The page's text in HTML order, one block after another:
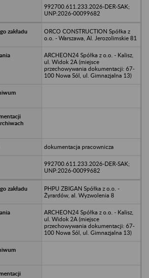
992700.611.233.2026-DER-SAK;
UNP:2026-00099682
ORCO CONSTRUCTION Spółka z
o.o. - Warszawa, Al. Jerozolimskie 81
ARCHEON24 Spółka z o.o. - Kalisz,
ul. Widok 2A (miejsce
przechowywania dokumentacji: 67-
100 Nowa Sól, ul. Gimnazjalna 13)
dokumentacja pracownicza
992700.611.233.2026-DER-SAK;
UNP:2026-00099682
PHPU ZBIGAN Spółka z o.o. -
Żyrardów, al. Wyzwolenia 8
ARCHEON24 Spółka z o.o. - Kalisz,
ul. Widok 2A (miejsce
przechowywania dokumentacji: 67-
100 Nowa Sól, ul. Gimnazjalna 13)